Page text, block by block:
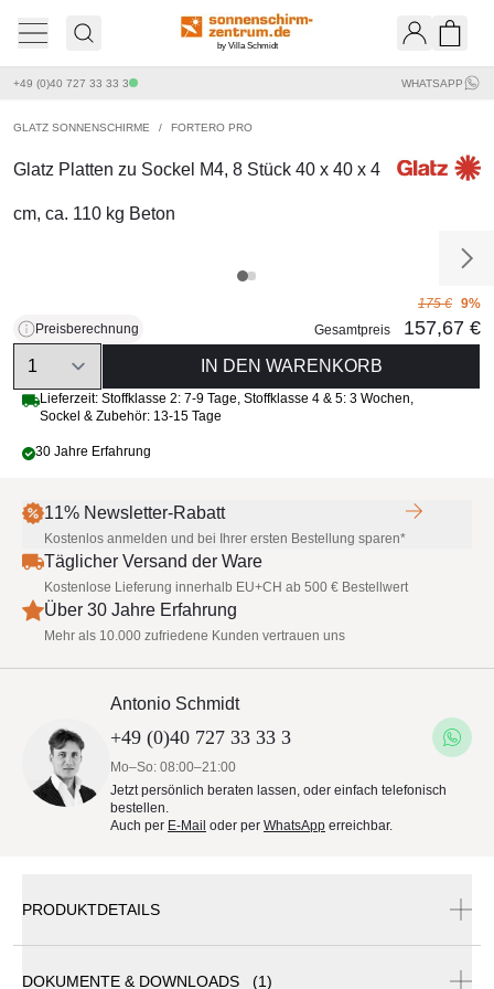
by Villa Schmidt
+49 (0)40 727 33 33 3 WHATSAPP
GLATZ SONNENSCHIRME / FORTERO PRO
Glatz Platten zu Sockel M4, 8 Stück 40 x 40 x 4
cm, ca. 110 kg Beton
Preisberechnung
175 € 9%
Gesamtpreis
157,67 €
Quantity
IN DEN WARENKORB
Lieferzeit: Stoffklasse 2: 7-9 Tage, Stoffklasse 4 & 5: 3 Wochen,
Sockel & Zubehör: 13-15 Tage
30 Jahre Erfahrung
11% Newsletter-Rabatt
Kostenlos anmelden und bei Ihrer ersten Bestellung sparen*
Täglicher Versand der Ware
Kostenlose Lieferung innerhalb EU+CH ab 500 € Bestellwert
Über 30 Jahre Erfahrung
Mehr als 10.000 zufriedene Kunden vertrauen uns
Antonio Schmidt
+49 (0)40 727 33 33 3
Mo–So: 08:00–21:00
Jetzt persönlich beraten lassen, oder einfach telefonisch
bestellen.
Auch per E-Mail oder per WhatsApp erreichbar.
PRODUKTDETAILS
Wenn Sie nur die Platten bestellen möchten, wenden
DOKUMENTE & DOWNLOADS (1)